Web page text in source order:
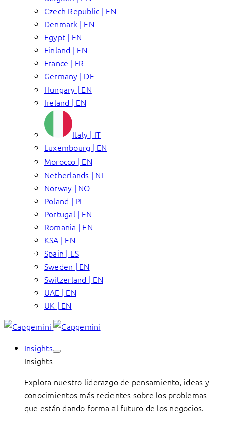
Czech Republic | EN
Denmark | EN
Egypt | EN
Finland | EN
France | FR
Germany | DE
Hungary | EN
Ireland | EN
Italy | IT
Luxembourg | EN
Morocco | EN
Netherlands | NL
Norway | NO
Poland | PL
Portugal | EN
Romania | EN
KSA | EN
Spain | ES
Sweden | EN
Switzerland | EN
UAE | EN
UK | EN
Insights
Insights
Explora nuestro liderazgo de pensamiento, ideas y
conocimientos más recientes sobre los problemas
que están dando forma al futuro de los negocios.